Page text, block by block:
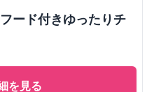
ード付きゆったりチ
を見る